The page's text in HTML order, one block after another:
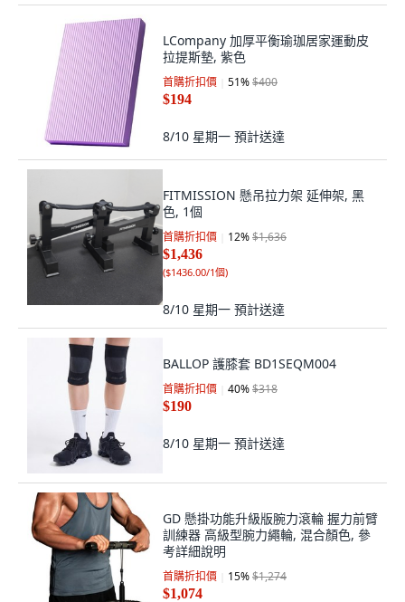
LCompany 加厚平衡瑜珈居家運動皮
拉提斯墊, 紫色
首購折扣價 51%$400
$194
8/10 星期一 預計送達
FITMISSION 懸吊拉力架 延伸架, 黑
色, 1個
首購折扣價 12%$1,636
$1,436
($1436.00/1個)
8/10 星期一 預計送達
BALLOP 護膝套 BD1SEQM004
首購折扣價 40%$318
$190
8/10 星期一 預計送達
GD 懸掛功能升級版腕力滾輪 握力前臂
訓練器 高級型腕力繩輪, 混合顏色, 參
考詳細說明
首購折扣價 15%$1,274
$1,074